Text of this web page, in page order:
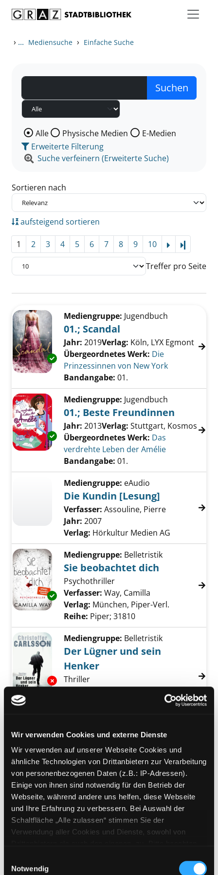
Wir verwenden Cookies und externe Dienste
Wir verwenden auf unserer Webseite Cookies und
ähnliche Technologien von Drittanbietern zur Verarbeitung
von personenbezogenen Daten (z.B.: IP-Adressen).
Einige von ihnen sind notwendig für den Betrieb der
Webseite, während andere uns helfen, diese Webseite
und Ihre Erfahrung zu verbessern. Bei Auswahl der
Schaltfläche „Alle zulassen“ stimmen Sie der
Verwendung aller Cookies und Dienste, sowohl von
Cookies von Drittanbietern, eine Verarbeitung in
Notwendig
› ... Mediensuche › Einfache Suche
Wählen Sie die Medienart nach der Sie suchen wollen.
Alle Physische Medien
E-Medien
Erweiterte Filterung
Suche verfeinern (Erweiterte Suche)
Sortieren nach
aufsteigend sortieren
1 2 3 4 5 6 7 8 9 10
Treffer pro Seite
Zu den Suchfiltern springen
Exemplar-Details von 01.; Scandal anzeigen
Mediengruppe: Jugendbuch
01.; Scandal
Suche nach diesem Verfasser
Jahr: 2019Verlag: Köln, LYX Egmont
Übergeordnetes Werk: Die
Prinzessinnen von New York
Bandangabe: 01.
Exemplar-Details von 01.; Beste
Mediengruppe: Jugendbuch
01.; Beste Freundinnen
Suche nach diesem Verfasser
Jahr: 2013Verlag: Stuttgart, Kosmos
Übergeordnetes Werk: Das
verdrehte Leben der Amélie
Bandangabe: 01.
Mediengruppe: eAudio
Die Kundin [Lesung]
Verfasser: Assouline, Pierre Suche nach
Jahr: 2007
Verlag: Hörkultur Medien AG
Exemplar-Details von Sie beobachtet dich
Mediengruppe: Belletristik
Sie beobachtet dich
Psychothriller
Verfasser: Way, Camilla
Verlag: München, Piper-Verl.
Reihe: Piper; 31810
Exemplar-Details von Der Lügner und sein
Mediengruppe: Belletristik
Der Lügner und sein
Henker
Thriller
Suche
Exemplar-Details von 03.; Geliebte Feindin
Mediengruppe:Jugendbuch
03.; Geliebte Feindin
Suche nach diesem Verfasser
Jahr:2019
Verlag:Ravensburg, Ravensburger
Buch-Verl.
Übergeordnetes Werk:Beautiful
Liars
Bandangabe:03.
Suche nach